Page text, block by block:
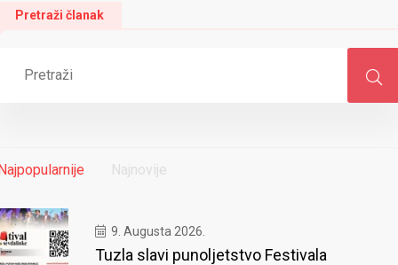
Pretraži članak
Najnovije
9. Augusta 2026.
Tuzla slavi punoljetstvo Festivala